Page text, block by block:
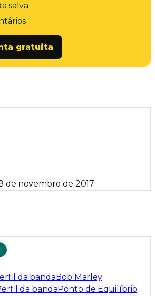
salva
gratuita
de novembro de 2017
da bandaBob Marley
da bandaPonto de Equilíbrio